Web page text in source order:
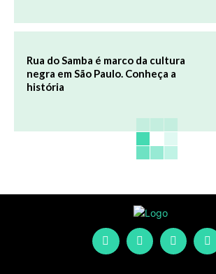
Rua do Samba é marco da cultura
negra em São Paulo. Conheça a
história